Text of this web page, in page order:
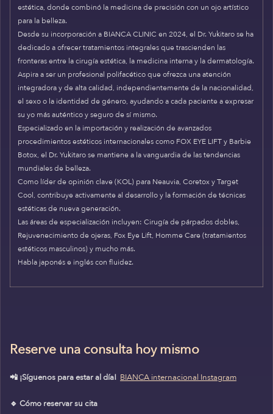
estética, donde combinó la medicina de precisión con un ojo artístico
para la belleza.
Desde su incorporación a BIANCA CLINIC en 2024, el Dr. Yukitaro se ha
dedicado a ofrecer tratamientos integrales que trascienden las
fronteras entre la cirugía estética, la medicina interna y la dermatología.
Aspira a ser un profesional polifacético que ofrezca una atención
integradora y de alta calidad, independientemente de la nacionalidad,
el sexo o la identidad de género, ayudando a cada paciente a expresar
su yo más auténtico y seguro de sí mismo.
Especializado en la importación y realización de avanzados
procedimientos estéticos internacionales como FOX EYE LIFT y Barbie
Botox, el Dr. Yukitaro se mantiene a la vanguardia de las tendencias
mundiales de belleza.
Como líder de opinión clave (KOL) para Neauvia, Coretox y Target
Cool, contribuye activamente al desarrollo y la formación de técnicas
estéticas de nueva generación.
Las áreas de especialización incluyen: Cirugía de párpados dobles,
Rejuvenecimiento de ojeras, Fox Eye Lift, Homme Care (tratamientos
estéticos masculinos) y mucho más.
Habla japonés e inglés con fluidez.
Reserve una consulta hoy mismo
📲 ¡Síguenos para estar al día! BIANCA internacional Instagram
🔹 Cómo reservar su cita